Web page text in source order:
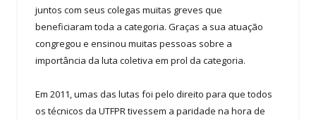
juntos com seus colegas muitas greves que
beneficiaram toda a categoria. Graças a sua atuação
congregou e ensinou muitas pessoas sobre a
importância da luta coletiva em prol da categoria.
Em 2011, umas das lutas foi pelo direito para que todos
os técnicos da UTFPR tivessem a paridade na hora de